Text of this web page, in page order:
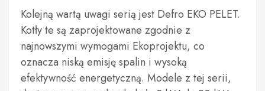
Kolejną wartą uwagi serią jest Defro EKO PELET.
Kotły te są zaprojektowane zgodnie z
najnowszymi wymogami Ekoprojektu, co
oznacza niską emisję spalin i wysoką
efektywność energetyczną. Modele z tej serii,